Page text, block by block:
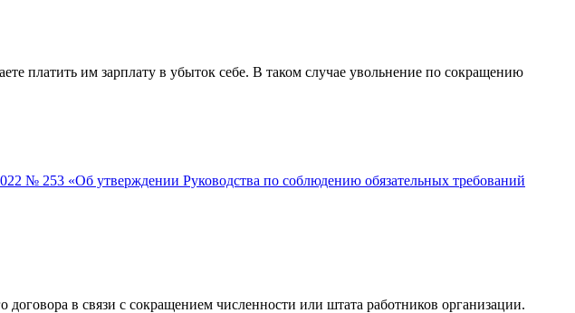
платить им зарплату в убыток себе. В таком случае увольнение по сокращению
№ 253 «Об утверждении Руководства по соблюдению обязательных требований
в связи с сокращением численности или штата работников организации.